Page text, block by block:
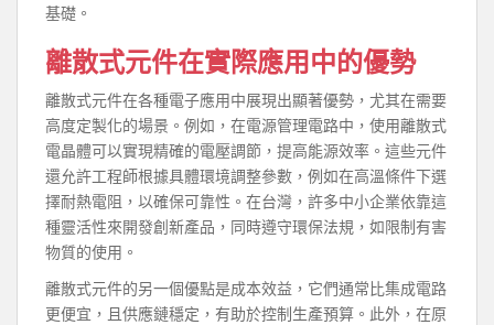
基礎。
離散式元件在實際應用中的優勢
離散式元件在各種電子應用中展現出顯著優勢，尤其在需要
高度定製化的場景。例如，在電源管理電路中，使用離散式
電晶體可以實現精確的電壓調節，提高能源效率。這些元件
還允許工程師根據具體環境調整參數，例如在高溫條件下選
擇耐熱電阻，以確保可靠性。在台灣，許多中小企業依靠這
種靈活性來開發創新產品，同時遵守環保法規，如限制有害
物質的使用。
離散式元件的另一個優點是成本效益，它們通常比集成電路
更便宜，且供應鏈穩定，有助於控制生產預算。此外，在原